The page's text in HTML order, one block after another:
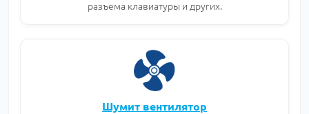
разъема клавиатуры и других.
Шумит вентилятор